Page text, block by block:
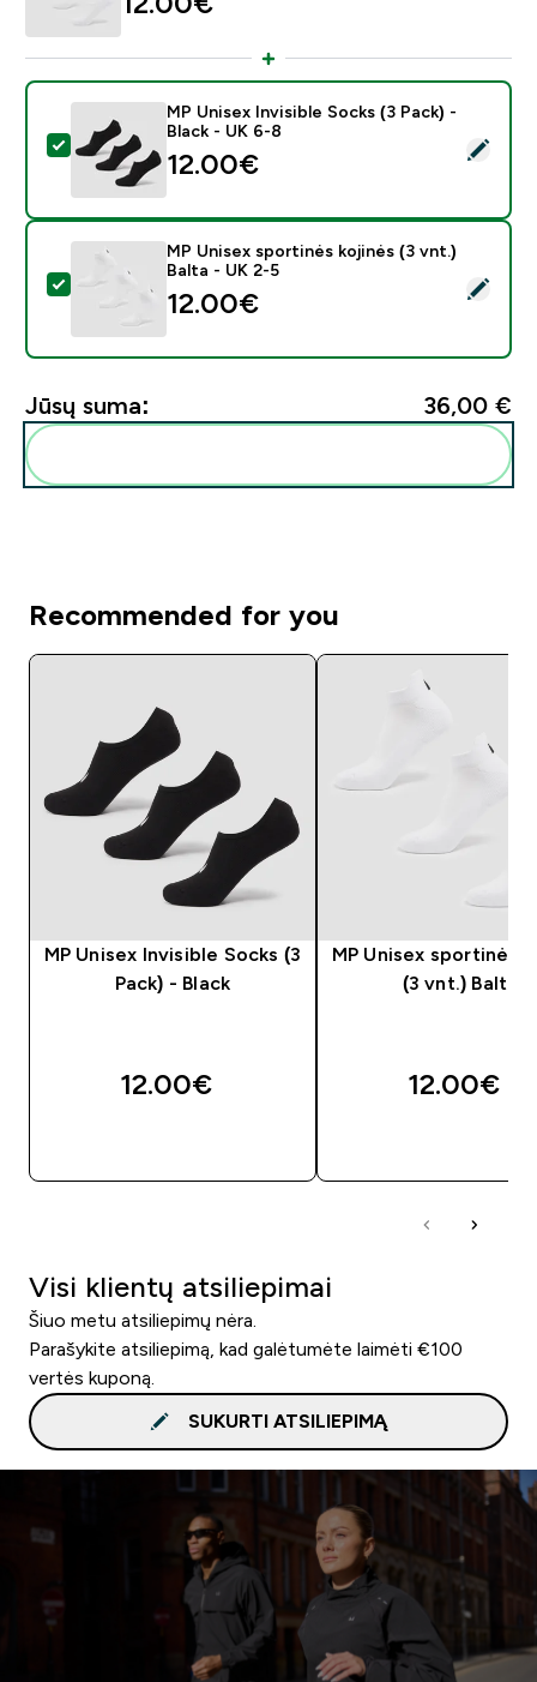
Pasirinkti šį produktą - MP Unisex Invisible Socks (3
MP Unisex Invisible Socks (3 Pack) -
Black - UK 6-8
12.00€‎
Pasirinkti šį produktą - MP Unisex sportinės kojinės (3
MP Unisex sportinės kojinės (3 vnt.)
Balta - UK 2-5
12.00€‎
Jūsų suma: 36,00 €‎
Recommended for you
MP Unisex Invisible Socks (3
Pack) - Black
12.00€‎
MP Unisex sportinės
(3 vnt.) Balta
12.00€‎
Visi klientų atsiliepimai
Šiuo metu atsiliepimų nėra.
Parašykite atsiliepimą, kad galėtumėte laimėti €100
vertės kuponą.
SUKURTI ATSILIEPIMĄ